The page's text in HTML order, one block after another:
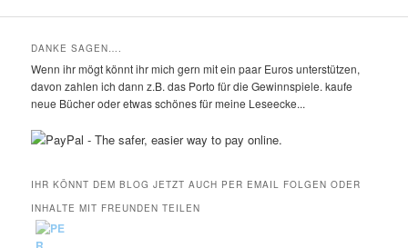
DANKE SAGEN….
Wenn ihr mögt könnt ihr mich gern mit ein paar Euros unterstützen,
davon zahlen ich dann z.B. das Porto für die Gewinnspiele. kaufe
neue Bücher oder etwas schönes für meine Leseecke...
IHR KÖNNT DEM BLOG JETZT AUCH PER EMAIL FOLGEN ODER
INHALTE MIT FREUNDEN TEILEN